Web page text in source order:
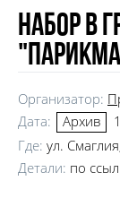
Набор в
Организатор:
Дата:
Архив
Где: ул.
Детали: по